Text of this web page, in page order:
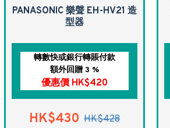
PANASONIC 樂聲 EH-HV21 造
型器
轉數快或銀行轉賬付款
額外回贈 3 %
優惠價 HK$420
HK$430 HK$428